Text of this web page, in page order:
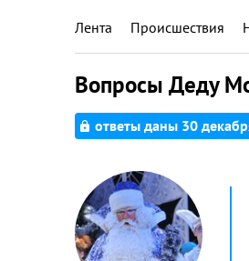
Лента Происшествия
Вопросы Деду
ответы даны 30